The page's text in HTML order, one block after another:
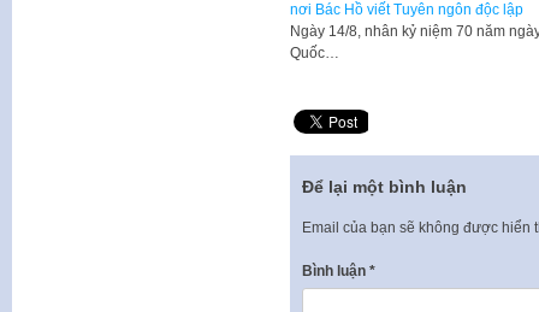
nơi Bác Hồ viết Tuyên ngôn độc lập
​​Ngày 14/8, nhân kỷ niệm 70 năm
Quốc…
Để lại một bình luận
Email của bạn sẽ không được hiển
Bình luận *